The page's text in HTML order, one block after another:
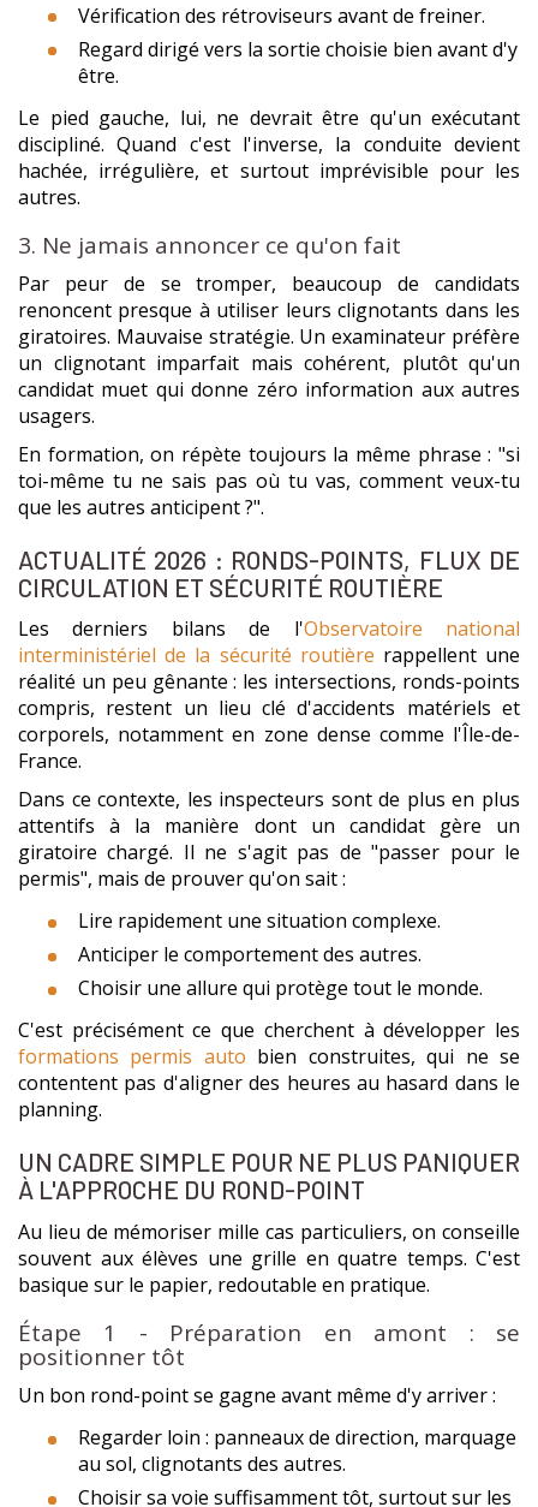
Vérification des rétroviseurs avant de freiner.
Regard dirigé vers la sortie choisie bien avant d'y
être.
Le pied gauche, lui, ne devrait être qu'un exécutant
discipliné. Quand c'est l'inverse, la conduite devient
hachée, irrégulière, et surtout imprévisible pour les
autres.
3. Ne jamais annoncer ce qu'on fait
Par peur de se tromper, beaucoup de candidats
renoncent presque à utiliser leurs clignotants dans les
giratoires. Mauvaise stratégie. Un examinateur préfère
un clignotant imparfait mais cohérent, plutôt qu'un
candidat muet qui donne zéro information aux autres
usagers.
En formation, on répète toujours la même phrase : "si
toi-même tu ne sais pas où tu vas, comment veux-tu
que les autres anticipent ?".
ACTUALITÉ 2026 : RONDS-POINTS, FLUX DE
CIRCULATION ET SÉCURITÉ ROUTIÈRE
Les derniers bilans de l'Observatoire national
interministériel de la sécurité routière rappellent une
réalité un peu gênante : les intersections, ronds-points
compris, restent un lieu clé d'accidents matériels et
corporels, notamment en zone dense comme l'Île-de-
France.
Dans ce contexte, les inspecteurs sont de plus en plus
attentifs à la manière dont un candidat gère un
giratoire chargé. Il ne s'agit pas de "passer pour le
permis", mais de prouver qu'on sait :
Lire rapidement une situation complexe.
Anticiper le comportement des autres.
Choisir une allure qui protège tout le monde.
C'est précisément ce que cherchent à développer les
formations permis auto bien construites, qui ne se
contentent pas d'aligner des heures au hasard dans le
planning.
UN CADRE SIMPLE POUR NE PLUS PANIQUER
À L'APPROCHE DU ROND-POINT
Au lieu de mémoriser mille cas particuliers, on conseille
souvent aux élèves une grille en quatre temps. C'est
basique sur le papier, redoutable en pratique.
Étape 1 - Préparation en amont : se
positionner tôt
Un bon rond-point se gagne avant même d'y arriver :
Regarder loin : panneaux de direction, marquage
au sol, clignotants des autres.
Choisir sa voie suffisamment tôt, surtout sur les